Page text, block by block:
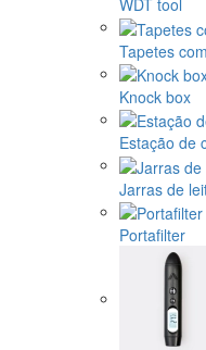
WDT tool
Tapetes
Knock box
Estação de
Jarras de
Portafilter